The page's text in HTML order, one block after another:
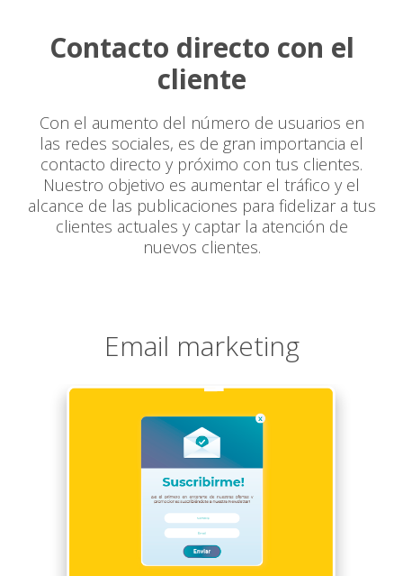
Contacto directo con el
cliente
Con el aumento del número de usuarios en
las redes sociales, es de gran importancia el
contacto directo y próximo con tus clientes.
Nuestro objetivo es aumentar el tráfico y el
alcance de las publicaciones para fidelizar a tus
clientes actuales y captar la atención de
nuevos clientes.
Email marketing